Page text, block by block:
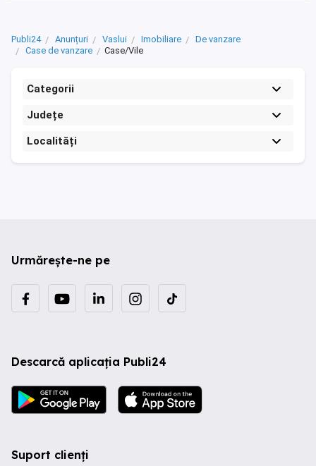
Publi24 Anunțuri Vaslui Imobiliare
De vanzare
Case de vanzare
Case/Vile
Categorii
Județe
Localități
Urmărește-ne pe
Descarcă aplicația Publi24
Suport clienți